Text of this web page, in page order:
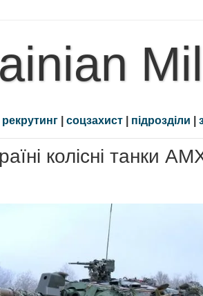
рекрутинг | соцзахист | підрозділи |
колісні танки